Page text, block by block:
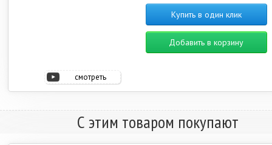
смотреть
видео
Купить в один клик
Добавить в корзину
С этим товаром покупают